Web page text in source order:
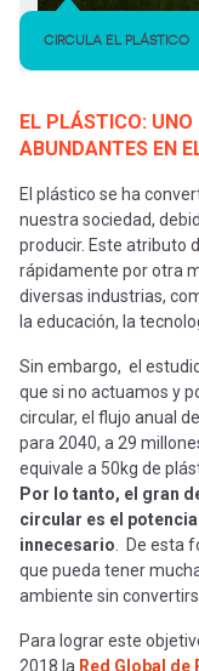
CIRCULA EL PLÁSTICO
EL PLÁSTICO: UNO
ABUNDANTES EN
El plástico se ha
nuestra sociedad,
producir. Este atributo
rápidamente por otra
diversas industrias,
la educación, la
Sin embargo, el
que si no actuamos y
circular, el flujo anual
para 2040, a 29
equivale a 50kg de
Por lo tanto, el gran
circular es el
innecesario . De esta
que pueda tener
ambiente sin
Para lograr este
2018 la Red Global